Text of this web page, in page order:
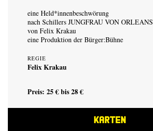
eine Held*innenbeschwörung
nach Schillers JUNGFRAU VON ORLEANS
von Felix Krakau
eine Produktion der Bürger:Bühne
REGIE
Felix Krakau
Preis: 25 € bis 28 €
KARTEN